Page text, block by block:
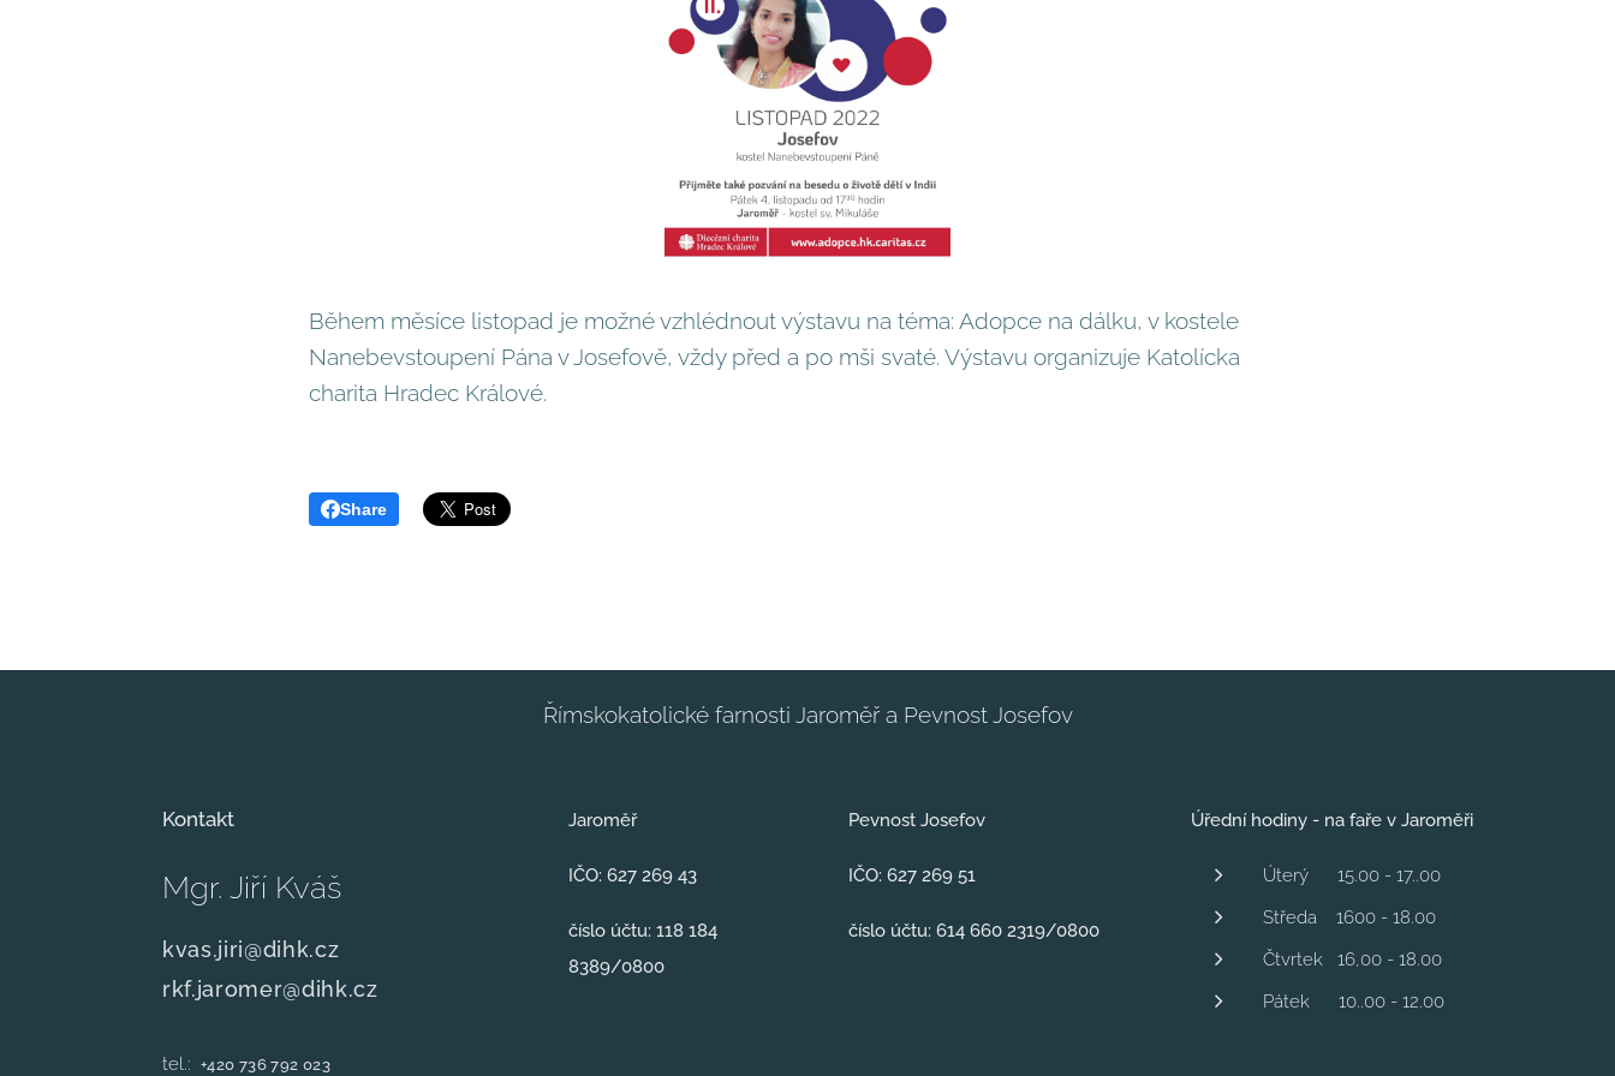
Během měsíce listopad je možné vzhlédnout výstavu na téma: Adopce na dálku, v kostele
Nanebevstoupení Pána v Josefově, vždy před a po mši svaté. Výstavu organizuje Katolícka
charita Hradec Králové.
Share
Římskokatolické farnosti Jaroměř a Pevnost Josefov
Kontakt
Mgr. Jiří Kváš
kvas.jiri@dihk.cz
rkf.jaromer@dihk.cz
tel.: +420 736 792 023
Jaroměř
IČO: 627 269 43
číslo účtu: 118 184
8389/0800
Pevnost Josefov
IČO: 627 269 51
číslo účtu: 614 660 2319/0800
Úřední hodiny - na faře v Jaroměři
Úterý 15.00 - 17..00
Středa 1600 - 18.00
Čtvrtek 16,00 - 18.00
Pátek 10..00 - 12.00